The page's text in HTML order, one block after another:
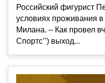
Российский фигурист
условиях проживания
Милана. – Как провел
Спортс’’) выход...